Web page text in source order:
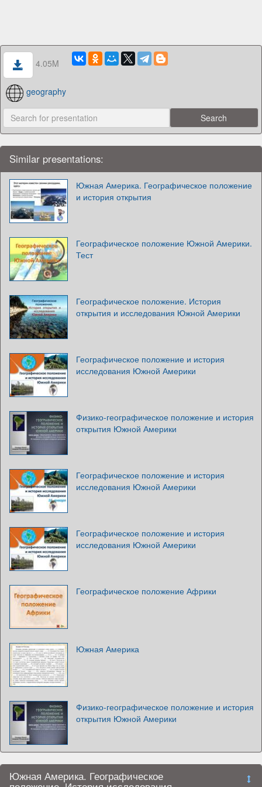
4.05M
geography
Similar presentations:
Южная Америка. Географическое положение
и история открытия
Географическое положение Южной Америки.
Тест
Географическое положение. История
открытия и исследования Южной Америки
Географическое положение и история
исследования Южной Америки
Физико-географическое положение и история
открытия Южной Америки
Географическое положение и история
исследования Южной Америки
Географическое положение и история
исследования Южной Америки
Географическое положение Африки
Южная Америка
Физико-географическое положение и история
открытия Южной Америки
Южная Америка. Географическое